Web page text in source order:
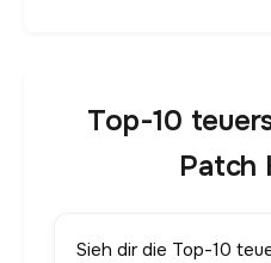
Top-10
Patch
Sieh dir die Top-10